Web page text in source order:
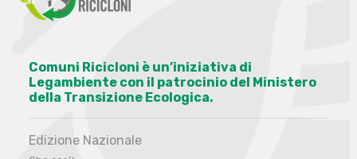
Comuni Ricicloni è un’iniziativa di
Legambiente con il patrocinio del Ministero
della Transizione Ecologica.
Edizione Nazionale